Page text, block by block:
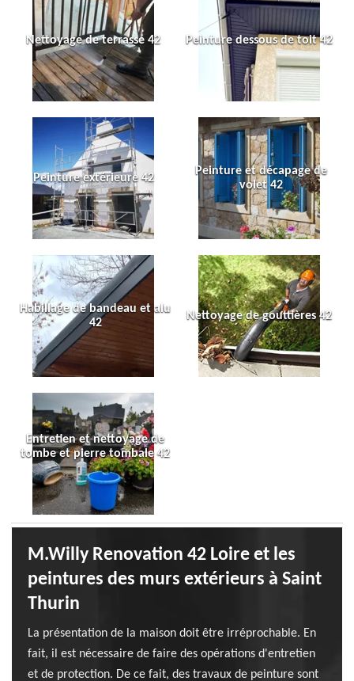
Nettoyage de terrasse 42 Peinture dessous de toit 42
Peinture extérieure 42
Peinture et décapage de
volet 42
Habillage de bandeau et alu
42
Nettoyage de gouttières 42
Entretien et nettoyage de
tombe et pierre tombale 42
M.Willy Renovation 42 Loire et les
peintures des murs extérieurs à Saint
Thurin
La présentation de la maison doit être irréprochable. En
fait, il est nécessaire de faire des opérations d'entretien
et de protection. De ce fait, des travaux de peinture sont